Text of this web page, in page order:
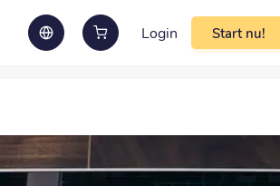
Login Start nu!